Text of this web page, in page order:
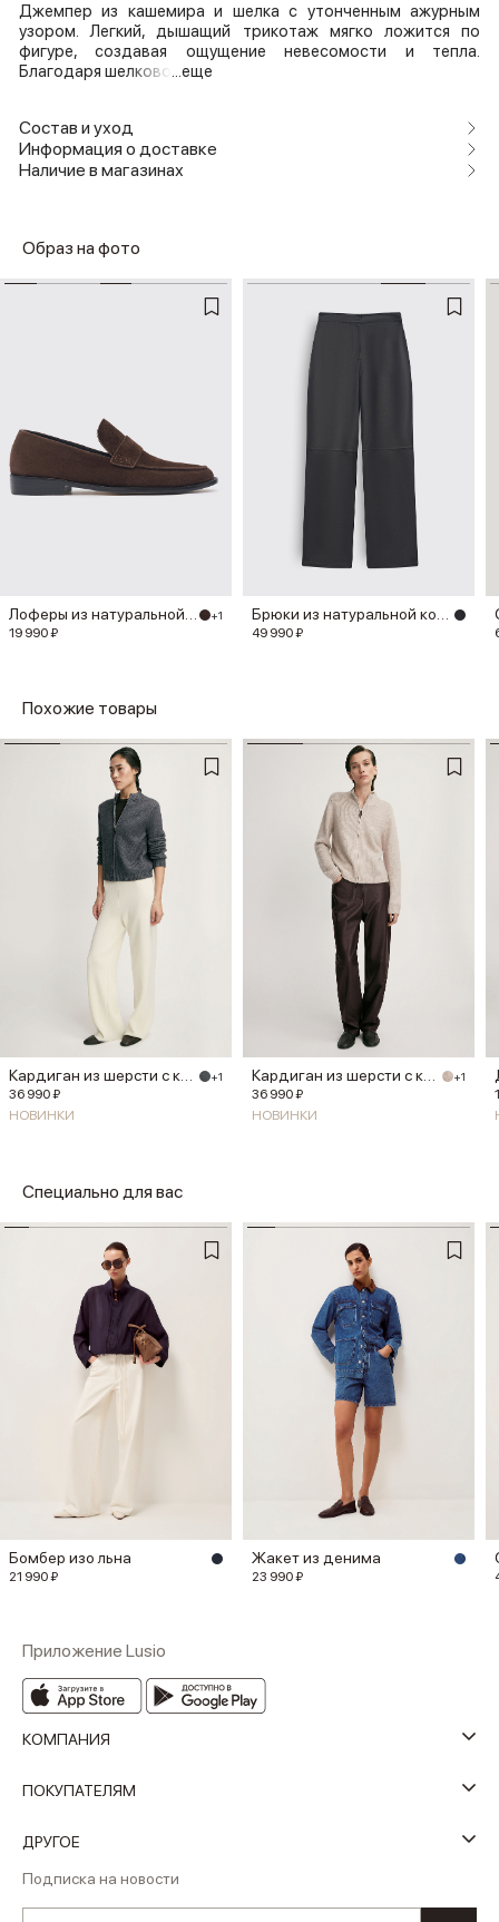
Джемпер из кашемира и шелка с утонченным ажурным
узором. Легкий, дышащий трикотаж мягко ложится по
фигуре, создавая ощущение невесомости и тепла.
Благодаря шелково ...еще
Состав и уход
Информация о доставке
Наличие в магазинах
Образ на фото
Лоферы из натуральной замши +1
19 990 ₽
Брюки из натуральной кожи
49 990 ₽
Похожие товары
+1
36 990 ₽
НОВИНКИ
+1
36 990 ₽
НОВИНКИ
Специально для вас
Бомбер изо льна
21 990 ₽
Жакет из денима
23 990 ₽
Приложение Lusio
КОМПАНИЯ
ПОКУПАТЕЛЯМ
ДРУГОЕ
Подписка на новости